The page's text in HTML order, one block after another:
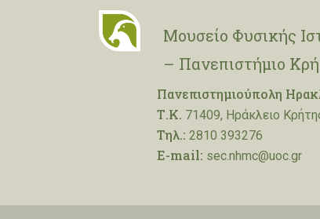
Μουσείο Φυσικής
– Πανεπιστήμιο
Πανεπιστημιούπολη
Τ.Κ. 71409, Ηράκλειο
Τηλ.: 2810 393276
E-mail: sec.nhmc@uoc.gr